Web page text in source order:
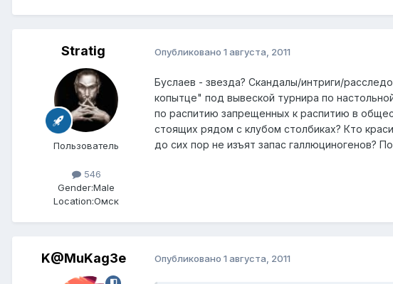
Stratig
Пользователь
546
Gender:Male
Location:Омск
Опубликовано 1 августа, 2011
Буслаев - звезда? Скандалы/интриги/
копытце" под вывеской турнира по
по распитию запрещенных к распитию в
стоящих рядом с клубом столбиках? Кто
до сих пор не изъят запас галлюциногенов?
K@MuKag3e Опубликовано 1 августа, 2011